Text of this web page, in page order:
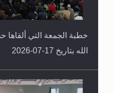
خطبة الجمعة التي ألقاها
الله بتاريخ 17-07-2026